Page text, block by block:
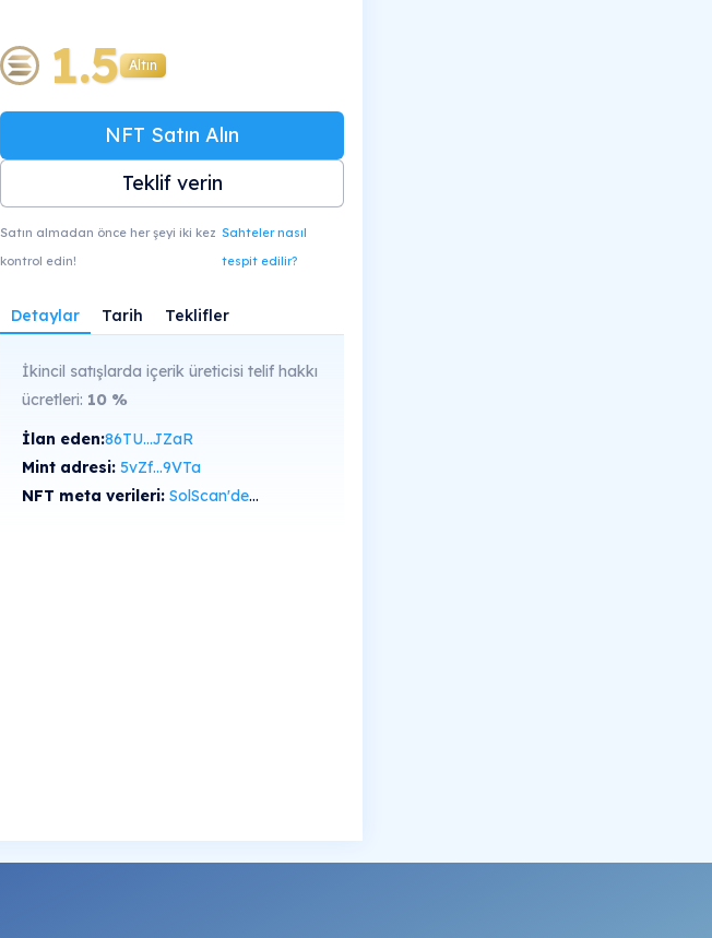
1.5 Altın
NFT Satın Alın
Teklif verin
Satın almadan önce her şeyi iki kez
kontrol edin!
Sahteler nasıl
tespit edilir?
Detaylar Tarih Teklifler
İkincil satışlarda içerik üreticisi telif hakkı
ücretleri: 10 %
İlan eden:86TU...JZaR
Mint adresi:5vZf...9VTa
NFT meta verileri:SolScan'de görüntüle